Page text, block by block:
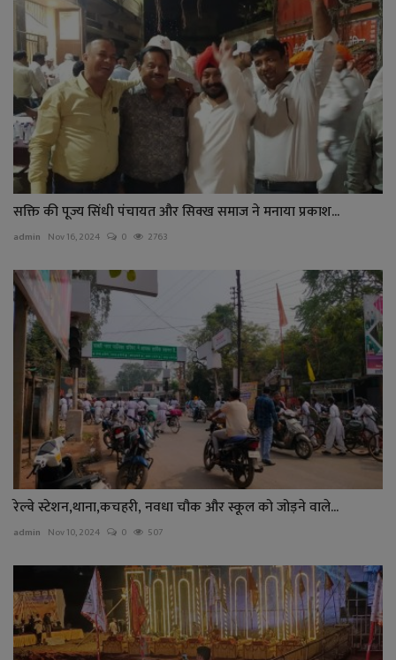
सक्ति की पूज्य सिंधी पंचायत और सिक्ख समाज ने मनाया प्रकाश...
admin Nov 16, 2024 0 2763
रेल्वे स्टेशन,थाना,कचहरी, नवधा चौक और स्कूल को जोड़ने वाले...
admin Nov 10, 2024 0 507